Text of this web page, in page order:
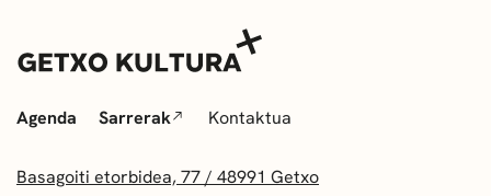
Agenda Sarrerak Kontaktua
Basagoiti etorbidea, 77 / 48991 Getxo